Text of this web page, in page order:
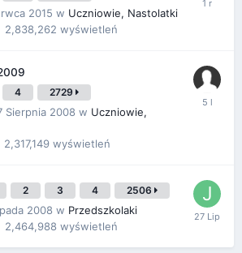
2015 w Uczniowie, Nastolatki
2,838,262 wyświetleń
4 2729
Sierpnia 2008 w Uczniowie,
2,317,149 wyświetleń
2 3 4 2506
2008 w Przedszkolaki
2,464,988 wyświetleń